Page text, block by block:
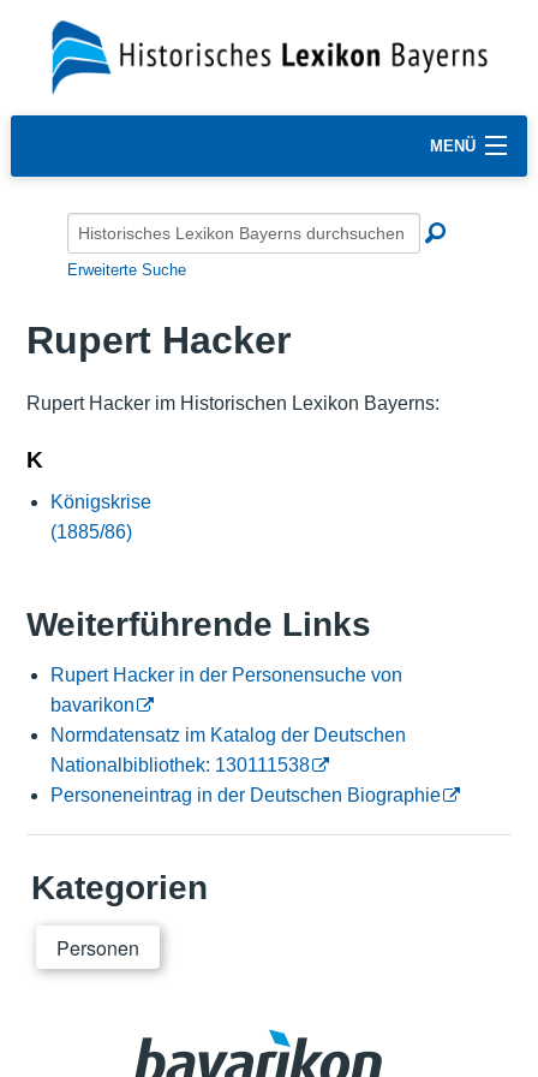
MENÜ
Erweiterte Suche
Rupert Hacker
Rupert Hacker im Historischen Lexikon Bayerns:
K
Königskrise
(1885/86)
Weiterführende Links
Rupert Hacker in der Personensuche von
bavarikon
Normdatensatz im Katalog der Deutschen
Nationalbibliothek: 130111538
Personeneintrag in der Deutschen Biographie
Kategorien
Personen